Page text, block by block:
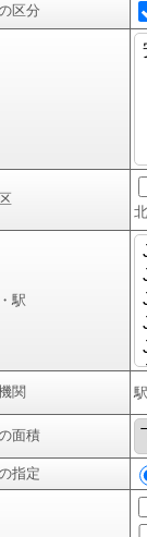
区分
駅
関
面積
指定